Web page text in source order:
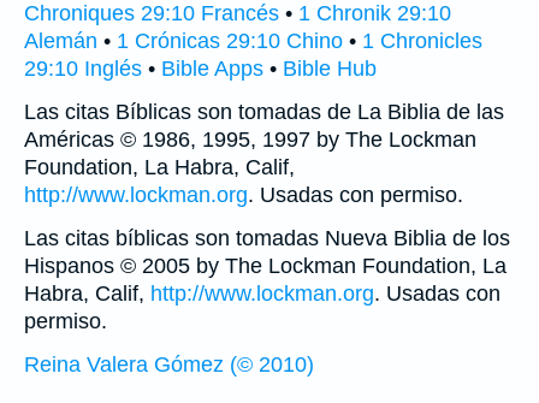
Chroniques 29:10 Francés • 1 Chronik 29:10
Alemán • 1 Crónicas 29:10 Chino • 1 Chronicles
29:10 Inglés • Bible Apps • Bible Hub
Las citas Bíblicas son tomadas de La Biblia de las
Américas © 1986, 1995, 1997 by The Lockman
Foundation, La Habra, Calif,
http://www.lockman.org. Usadas con permiso.
Las citas bíblicas son tomadas Nueva Biblia de los
Hispanos © 2005 by The Lockman Foundation, La
Habra, Calif, http://www.lockman.org. Usadas con
permiso.
Reina Valera Gómez (© 2010)